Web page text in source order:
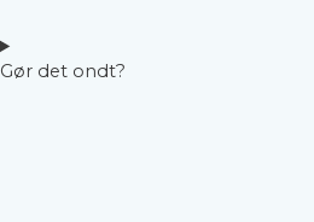
Gør det ondt?